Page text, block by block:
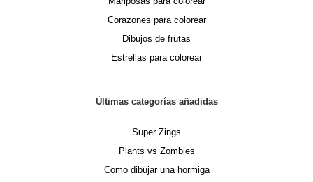
Corazones para colorear
Dibujos de frutas
Estrellas para colorear
Últimas categorías añadidas
Super Zings
Plants vs Zombies
Como dibujar una hormiga